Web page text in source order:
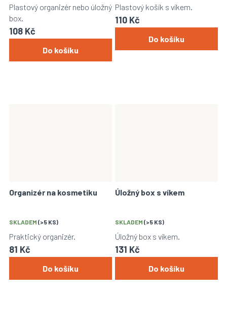
108 Kč
Do košíku
Plastový organizér nebo úložný
box.
110 Kč
Do košíku
Plastový košík s víkem.
Organizér na kosmetiku
SKLADEM (>5 KS)
81 Kč
Do košíku
Praktický organizér.
Úložný box s víkem
SKLADEM (>5 KS)
131 Kč
Do košíku
Úložný box s víkem.